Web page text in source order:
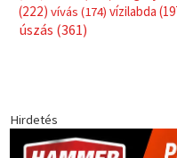
(222) vívás (174) vízilabda
úszás (361)
Hirdetés